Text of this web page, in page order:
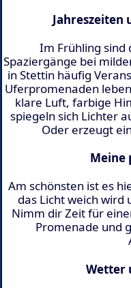
Jahreszeiten
Im Frühling sind
Spaziergänge bei
in Stettin häufig
Uferpromenaden
klare Luft, farbige
spiegeln sich Lichter
Oder erzeugt
Meine
Am schönsten ist es
das Licht weich wird
Nimm dir Zeit für
Promenade und
Wetter